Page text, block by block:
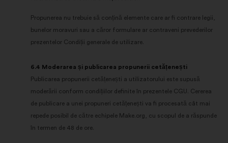
Propunerea nu trebuie să conțină elemente care ar fi contrare legii,
bunelor moravuri sau a căror formulare ar contraveni prevederilor
prezentelor Condiții generale de utilizare.
6.4 Moderarea și publicarea propunerii cetățenești
Publicarea propunerii cetățenești a utilizatorului este supusă
moderării conform condițiilor definite în prezentele CGU. Cererea
de publicare a unei propuneri cetățenești va fi procesată cât mai
repede posibil de către echipele Make.org, cu scopul de a răspunde
în termen de 48 de ore.